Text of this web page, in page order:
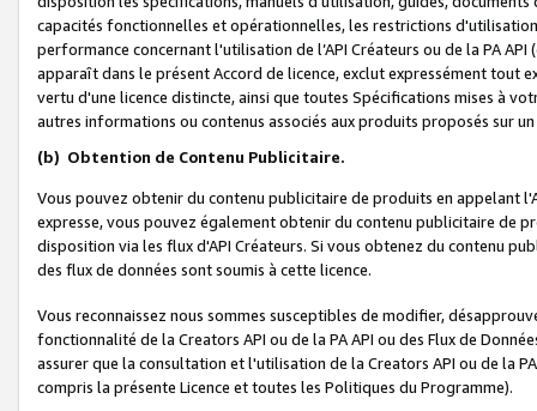
capacités fonctionnelles et opérationnelles, les restrictions
performance concernant l'utilisation de l’API Créateurs ou de la PA
apparaît dans le présent Accord de licence, exclut expressément tout
vertu d'une licence distincte, ainsi que toutes Spécifications mises à
autres informations ou contenus associés aux produits proposés sur
(b) Obtention de Contenu Publicitaire.
Vous pouvez obtenir du contenu publicitaire de produits en appelant
expresse, vous pouvez également obtenir du contenu publicitaire de
disposition via les flux d'API Créateurs. Si vous obtenez du contenu
des flux de données sont soumis à cette licence.
Vous reconnaissez nous sommes susceptibles de modifier,
fonctionnalité de la Creators API ou de la PA API ou des Flux de
assurer que la consultation et l'utilisation de la Creators API ou de la
compris la présente Licence et toutes les Politiques du Programme).